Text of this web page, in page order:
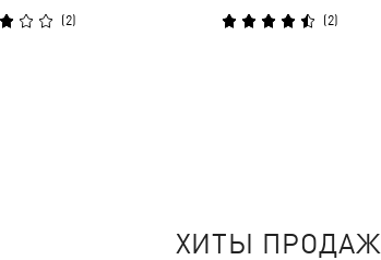
(2) (2)
ХИТЫ ПРОДАЖ